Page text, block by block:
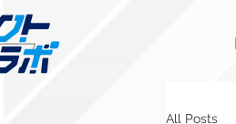
All Posts